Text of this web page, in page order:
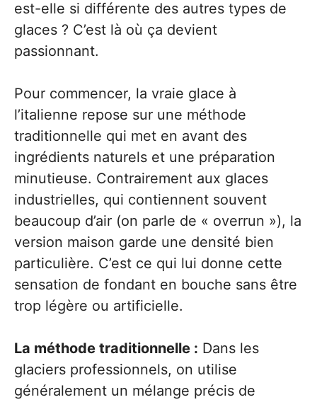
est-elle si différente des autres types de
glaces ? C’est là où ça devient
passionnant.
Pour commencer, la vraie glace à
l’italienne repose sur une méthode
traditionnelle qui met en avant des
ingrédients naturels et une préparation
minutieuse. Contrairement aux glaces
industrielles, qui contiennent souvent
beaucoup d’air (on parle de « overrun »), la
version maison garde une densité bien
particulière. C’est ce qui lui donne cette
sensation de fondant en bouche sans être
trop légère ou artificielle.
La méthode traditionnelle : Dans les
glaciers professionnels, on utilise
généralement un mélange précis de